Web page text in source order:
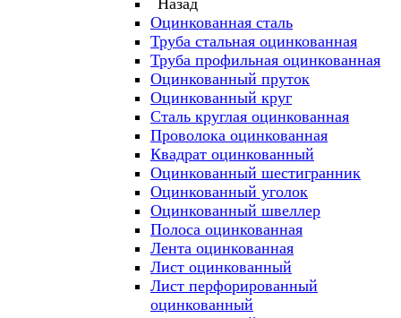
Назад
Оцинкованная сталь
Труба стальная оцинкованная
Труба профильная оцинкованная
Оцинкованный пруток
Оцинкованный круг
Сталь круглая оцинкованная
Проволока оцинкованная
Квадрат оцинкованный
Оцинкованный шестигранник
Оцинкованный уголок
Оцинкованный швеллер
Полоса оцинкованная
Лента оцинкованная
Лист оцинкованный
Лист перфорированный
оцинкованный